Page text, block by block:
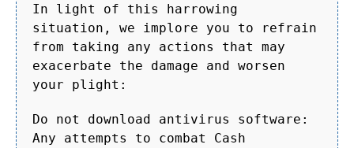
In light of this harrowing
situation, we implore you to refrain
from taking any actions that may
exacerbate the damage and worsen
your plight:
Do not download antivirus software:
Any attempts to combat Cash